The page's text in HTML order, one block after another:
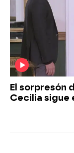
El sorpresón
Cecilia sigue